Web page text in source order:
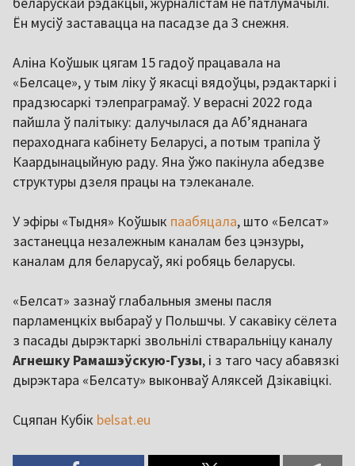
Ён мусіў заставацца на пасадзе да 3 снежня.
Аліна Коўшык цягам 15 гадоў працавала на
«Белсаце», у тым ліку ў якасці вядоўцы, рэдактаркі і
прадзюсаркі тэлепраграмаў. У верасні 2022 года
пайшла ў палітыку: далучылася да Аб’яднанага
пераходнага кабінету Беларусі, а потым трапіла ў
Каардынацыйную раду. Яна ўжо пакінула абедзве
структуры дзеля працы на тэлеканале.
У эфіры «Тыдня» Коўшык паабяцала, што «Белсат»
застанецца незалежным каналам без цэнзуры,
каналам для беларусаў, які робяць беларусы.
«Белсат» зазнаў глабальныя змены пасля
парламенцкіх выбараў у Польшчы. У сакавіку сёлета
з пасады дырэктаркі звольнілі стваральніцу каналу
Агнешку Рамашэўскую-Гузы, і з таго часу абавязкі
дырэктара «Белсату» выконваў Аляксей Дзікавіцкі.
Сцяпан Кубік belsat.eu